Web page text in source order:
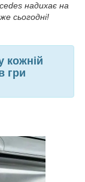
надихає на
сьогодні!
кожній
гри